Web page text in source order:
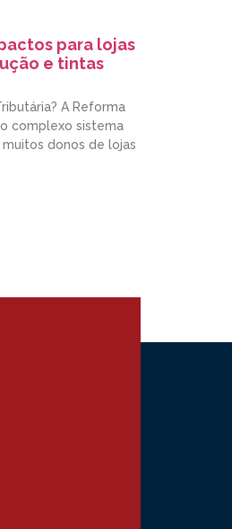
para lojas
e tintas
A Reforma
complexo sistema
donos de lojas